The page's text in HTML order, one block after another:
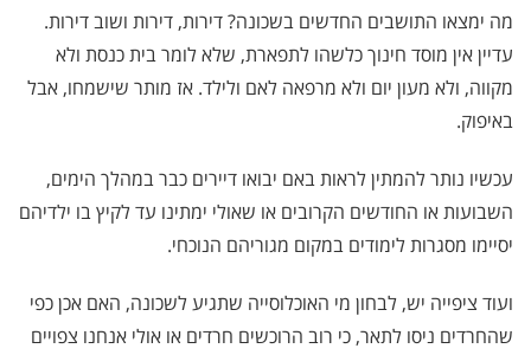
מה ימצאו התושבים החדשים בשכונה? דירות, דירות ושוב דירות.
עדיין אין מוסד חינוך כלשהו לתפארת, שלא לומר בית כנסת ולא
מקווה, ולא מעון יום ולא מרפאה לאם ולילד. אז מותר שישמחו, אבל
באיפוק.
עכשיו נותר להמתין לראות באם יבואו דיירים כבר במהלך הימים,
השבועות או החודשים הקרובים או שאולי ימתינו עד לקיץ בו ילדיהם
יסיימו מסגרות לימודים במקום מגוריהם הנוכחי.
ועוד ציפייה יש, לבחון מי האוכלוסייה שתגיע לשכונה, האם אכן כפי
שהחרדים ניסו לתאר, כי רוב הרוכשים חרדים או אולי אנחנו צפויים